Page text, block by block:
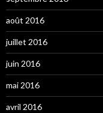
août 2016
juillet 2016
juin 2016
mai 2016
avril 2016